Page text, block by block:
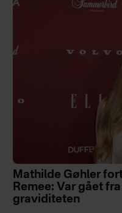
Mathilde Gøhler
Remee: Var gået
graviditeten